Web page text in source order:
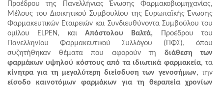
Προέδρου της Πανελλήνιας Ένωσης Φαρμακοβιομηχανίας,
Μέλους του Διοικητικού Συμβουλίου της Ευρωπαϊκής Ένωσης
Φαρμακευτικών Εταιρειών και Συνδιευθύνοντα Συμβούλου του
ομίλου ELPEN, και Απόστολου Βαλτά, Προέδρου του
Πανελληνίου Φαρμακευτικού Συλλόγου (ΠΦΣ), όπου
συζητήθηκαν θέματα που αφορούν τη διάθεση των
φαρμάκων υψηλού κόστους από τα ιδιωτικά φαρμακεία, τα
κίνητρα για τη μεγαλύτερη διείσδυση των γενοσήμων, την
είσοδο καινοτόμων φαρμάκων για τη θεραπεία χρονίων